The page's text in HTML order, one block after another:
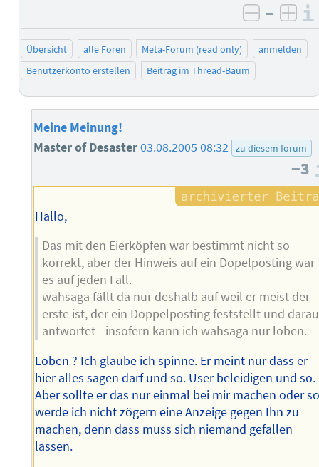
negativ
–
Übersicht alle Foren Meta-Forum (read only)
anmelden
Benutzerkonto erstellen
Beitrag im Thread-Baum
Meine Meinung!
Master of Desaster03.08.2005 08:32 zu diesem forum
−3
Hallo,
Das mit den Eierköpfen war bestimmt nicht so
korrekt, aber der Hinweis auf ein Dopelposting war
es auf jeden Fall.
wahsaga fällt da nur deshalb auf weil er meist der
erste ist, der ein Doppelposting feststellt und
antwortet - insofern kann ich wahsaga nur loben.
Loben ? Ich glaube ich spinne. Er meint nur dass er
hier alles sagen darf und so. User beleidigen und so.
Aber sollte er das nur einmal bei mir machen oder
werde ich nicht zögern eine Anzeige gegen Ihn zu
machen, denn dass muss sich niemand gefallen
lassen.